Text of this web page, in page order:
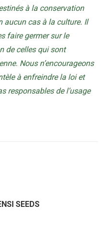
à la conservation
aucun cas à la culture. Il
faire germer sur le
de celles qui sont
Nous n’encourageons
à enfreindre la loi et
responsables de l’usage
SEEDS